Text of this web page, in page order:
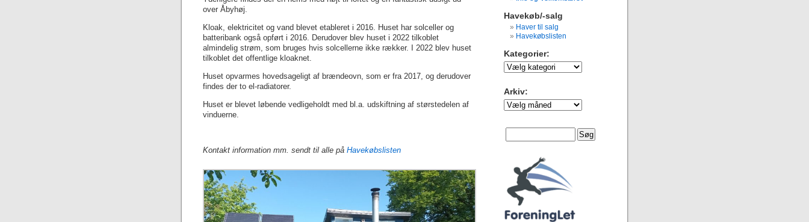
over Åbyhøj.
Kloak, elektricitet og vand blevet etableret i 2016. Huset har solceller og
batteribank også opført i 2016. Derudover blev huset i 2022 tilkoblet
almindelig strøm, som bruges hvis solcellerne ikke rækker. I 2022 blev huset
tilkoblet det offentlige kloaknet.
Huset opvarmes hovedsageligt af brændeovn, som er fra 2017, og derudover
findes der to el-radiatorer.
Huset er blevet løbende vedligeholdt med bl.a. udskiftning af størstedelen af
vinduerne.
Kontakt information mm. sendt til alle på Havekøbslisten
Havekøb/-salg
Haver til salg
Havekøbslisten
Kategorier:
Kategorier:
Arkiv:
Arkiv: